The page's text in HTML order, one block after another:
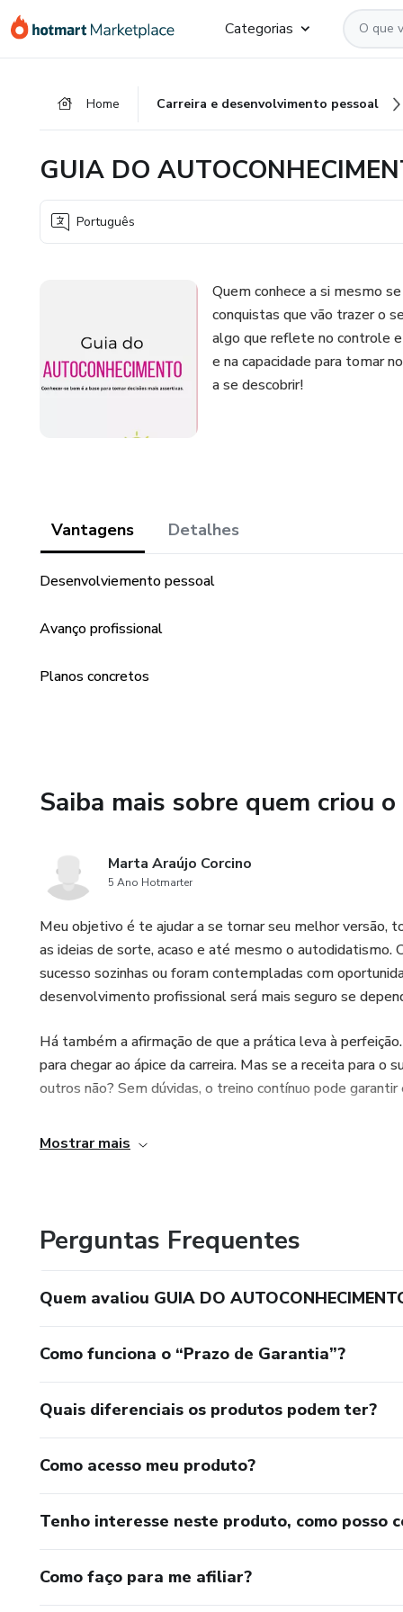
para
para
para
Categorias
Home Carreira e desenvolvimento pessoal
GUIA DO
Português
Quem conhece a si mesmo
conquistas que vão trazer o
algo que reflete no controle
e na capacidade para tomar
a se descobrir!
Vantagens Detalhes
Desenvolviemento pessoal
Avanço profissional
Planos concretos
Saiba mais sobre quem criou
Marta Araújo Corcino
5 Ano Hotmarter
Meu objetivo é te ajudar a se tornar seu melhor versão,
as ideias de sorte, acaso e até mesmo o autodidatismo.
sucesso sozinhas ou foram contempladas com
desenvolvimento profissional será mais seguro se
Há também a afirmação de que a prática leva à
para chegar ao ápice da carreira. Mas se a receita para
outros não? Sem dúvidas, o treino contínuo pode
Mostrar mais
Perguntas Frequentes
Quem avaliou GUIA DO
Como funciona o “Prazo de Garantia”?
Quais diferenciais os produtos podem ter?
Como acesso meu produto?
Tenho interesse neste produto, como posso
Como faço para me afiliar?